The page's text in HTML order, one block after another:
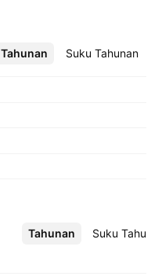
Tahunan Suku Tahunan
Lebih
Tahunan Suku
Lebih